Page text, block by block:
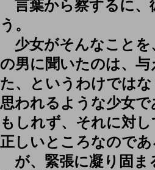
言葉から察するに、
う。
少女がそんなことを
の男に聞いたのは、
た、というわけでは
思われるような少女
もしれず、それに対
正しいところなので
が、緊張に凝り固ま